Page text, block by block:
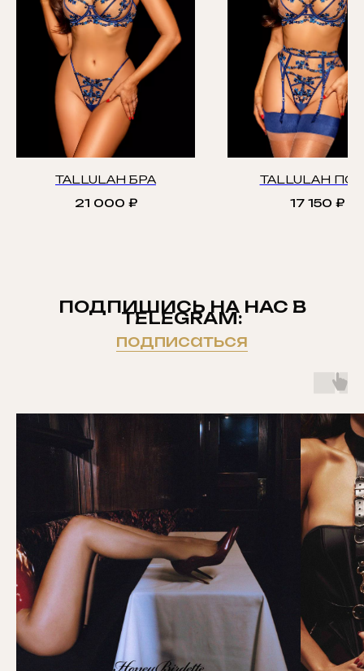
TALLULAH БРА
21 000 ₽
TALLULAH
17 150 ₽
ПОДПИШИСЬ НА НАС В
TELEGRAM:
подписаться